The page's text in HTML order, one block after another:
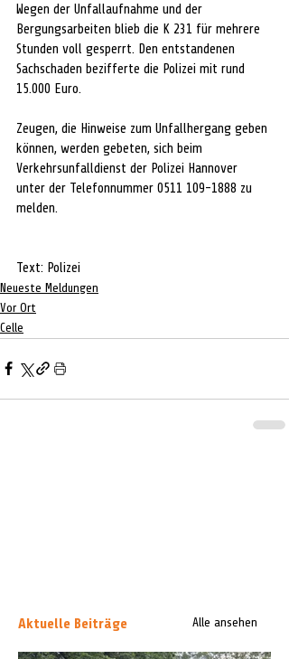
Wegen der Unfallaufnahme und der
Bergungsarbeiten blieb die K 231 für mehrere
Stunden voll gesperrt. Den entstandenen
Sachschaden bezifferte die Polizei mit rund
15.000 Euro.
Zeugen, die Hinweise zum Unfallhergang geben
können, werden gebeten, sich beim
Verkehrsunfalldienst der Polizei Hannover
unter der Telefonnummer 0511 109-1888 zu
melden.
Text: Polizei
Neueste Meldungen
Vor Ort
Celle
Aktuelle Beiträge Alle ansehen